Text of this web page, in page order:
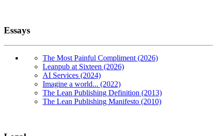
Essays
The Most Painful Compliment (2026)
Leanpub at Sixteen (2026)
AI Services (2024)
Imagine a world... (2022)
The Lean Publishing Definition (2013)
The Lean Publishing Manifesto (2010)